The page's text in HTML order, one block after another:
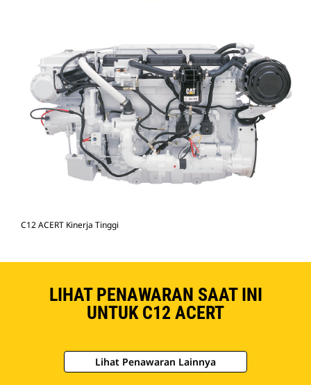
C12 ACERT Kinerja Tinggi
LIHAT PENAWARAN SAAT INI
UNTUK C12 ACERT
Lihat Penawaran Lainnya